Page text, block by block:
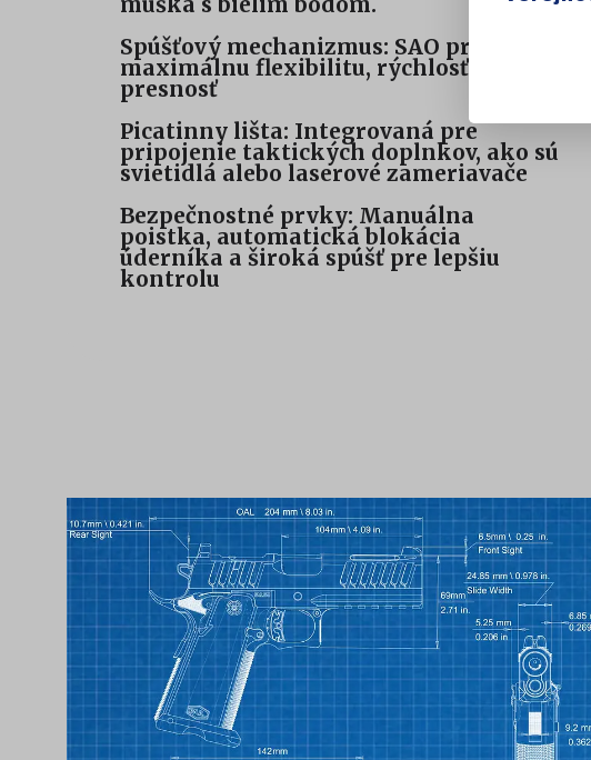
Spúšťový mechanizmus: SAO pre
maximálnu flexibilitu, rýchlosť a
presnosť
Picatinny lišta: Integrovaná pre
pripojenie taktických doplnkov, ako sú
svietidlá alebo laserové zameriavače
Bezpečnostné prvky: Manuálna
poistka, automatická blokácia
úderníka a široká spúšť pre lepšiu
kontrolu